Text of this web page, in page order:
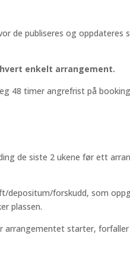
de publiseres og oppdateres
enkelt arrangement.
48 timer angrefrist på
de siste 2 ukene før ett
depositum/forskudd, som
plassen.
arrangementet starter, forfaller